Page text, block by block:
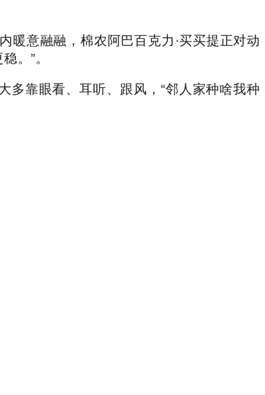
意融融，棉农阿巴百克力·买买提正对动
。”。
靠眼看、耳听、跟风，“邻人家种啥我种